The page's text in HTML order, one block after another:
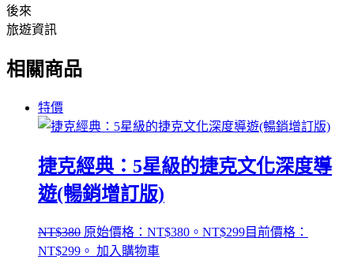
後來
旅遊資訊
相關商品
特價
捷克經典：5星級的捷克文化深度導
遊(暢銷增訂版)
NT$380 原始價格：NT$380。 NT$299目前價格：
NT$299。 加入購物車